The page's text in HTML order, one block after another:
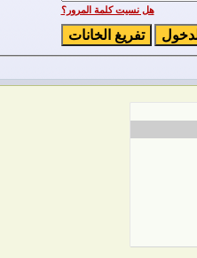
هل نسيت كلمة المرور؟